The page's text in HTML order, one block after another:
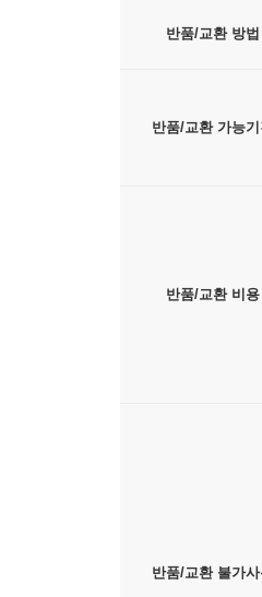
체자리 스트르시
레지널드 걸리버,
세균에게 언어를
후안 람벨레 외,『
비트 문학이란
탄생과 발전 양상
베스트란드 엑스
실시간으로 급변
‘목적예견적 백과
베스트란드 엑스
예견모순, 예견언
반품/교환 방법
반품/교환 가능
반품/교환 비용
반품/교환 불가